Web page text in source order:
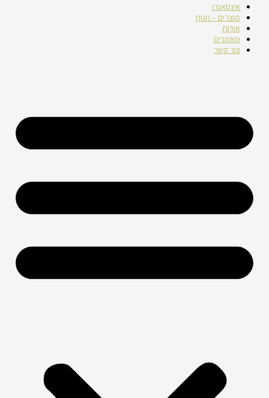
אינטאגרו
מוצרים – חנות
אודות
מאמרים
צור קשר